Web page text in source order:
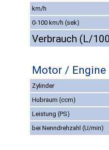
km/h
0-100 km/h (sek)
Verbrauch (L/
Motor / Engine
Zylinder
Hubraum (ccm)
Leistung (PS)
bei Nenndrehzahl (U/min)